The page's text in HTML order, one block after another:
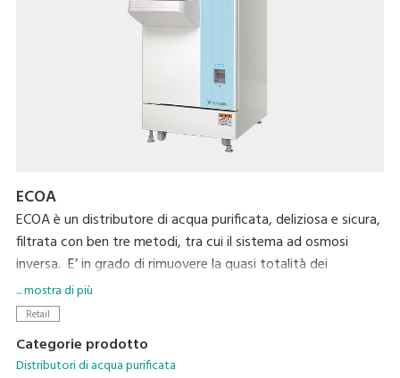
ECOA
ECOA è un distributore di acqua purificata, deliziosa e sicura,
filtrata con ben tre metodi, tra cui il sistema ad osmosi
inversa. E’ in grado di rimuovere la quasi totalità dei
contaminanti organici, come i trialometani e l’azoto nitrico, e
i materiali radioattivi. Offrendo ai cittadini una fonte d’acqua
dei clienti e migliorare l’immagine della propria azienda.
... mostra di più
Retail
Categorie prodotto
Distributori di acqua purificata